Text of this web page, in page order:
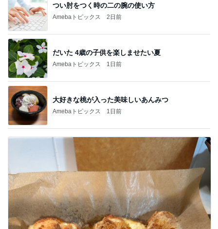
つい肘をつく時の二の腕の使い方
Amebaトピックス 2日前
だいた 4歳の子供を楽しませたい夏
Amebaトピックス 1日前
大好きな桃が入った美味しいあんみつ
Amebaトピックス 1日前